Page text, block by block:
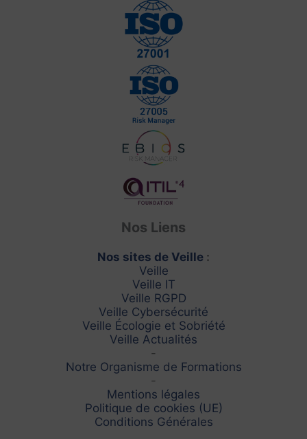
Nos Liens
Nos sites de Veille :
Veille
Veille IT
Veille RGPD
Veille Cybersécurité
Veille Écologie et Sobriété
Veille Actualités
-
Notre Organisme de Formations
-
Mentions légales
Politique de cookies (UE)
Conditions Générales